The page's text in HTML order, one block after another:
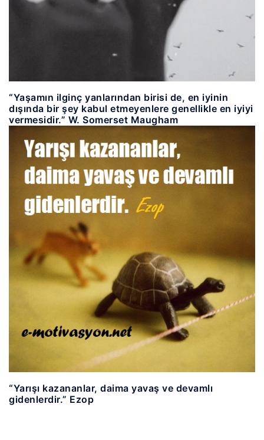
“Yaşamın ilginç yanlarından birisi de, en iyinin
dışında bir şey kabul etmeyenlere genellikle en iyiyi
vermesidir.” W. Somerset Maugham
“Yarışı kazananlar, daima yavaş ve devamlı
gidenlerdir.” Ezop